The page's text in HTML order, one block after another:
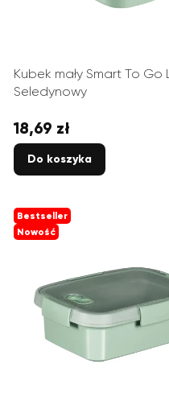
Kubek mały Smart To Go
Seledynowy
Cena
18,69 zł
Do koszyka
Bestseller
Nowość